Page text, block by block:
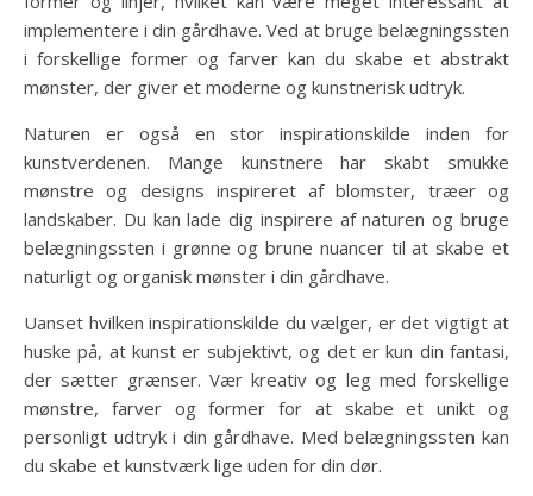
implementere i din gårdhave. Ved at bruge belægningssten
i forskellige former og farver kan du skabe et abstrakt
mønster, der giver et moderne og kunstnerisk udtryk.
Naturen er også en stor inspirationskilde inden for
kunstverdenen. Mange kunstnere har skabt smukke
mønstre og designs inspireret af blomster, træer og
landskaber. Du kan lade dig inspirere af naturen og bruge
belægningssten i grønne og brune nuancer til at skabe et
naturligt og organisk mønster i din gårdhave.
Uanset hvilken inspirationskilde du vælger, er det vigtigt at
huske på, at kunst er subjektivt, og det er kun din fantasi,
der sætter grænser. Vær kreativ og leg med forskellige
mønstre, farver og former for at skabe et unikt og
personligt udtryk i din gårdhave. Med belægningssten kan
du skabe et kunstværk lige uden for din dør.